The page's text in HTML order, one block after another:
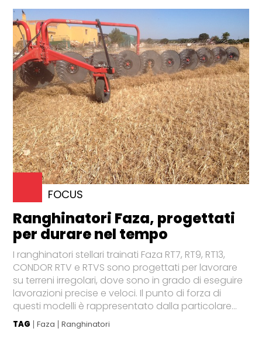
FOCUS
Ranghinatori Faza, progettati
per durare nel tempo
I ranghinatori stellari trainati Faza RT7, RT9, RT13,
CONDOR RTV e RTVS sono progettati per lavorare
su terreni irregolari, dove sono in grado di eseguire
lavorazioni precise e veloci. Il punto di forza di
questi modelli è rappresentato dalla particolare...
TAG Faza Ranghinatori